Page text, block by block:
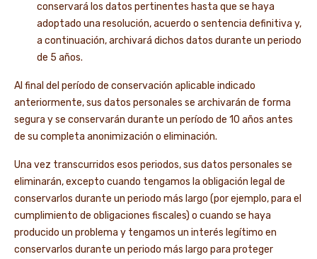
conservará los datos pertinentes hasta que se haya
adoptado una resolución, acuerdo o sentencia definitiva y,
a continuación, archivará dichos datos durante un periodo
de 5 años.
Al final del período de conservación aplicable indicado
anteriormente, sus datos personales se archivarán de forma
segura y se conservarán durante un período de 10 años antes
de su completa anonimización o eliminación.
Una vez transcurridos esos periodos, sus datos personales se
eliminarán, excepto cuando tengamos la obligación legal de
conservarlos durante un periodo más largo (por ejemplo, para el
cumplimiento de obligaciones fiscales) o cuando se haya
producido un problema y tengamos un interés legítimo en
conservarlos durante un periodo más largo para proteger